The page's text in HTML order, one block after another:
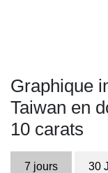
Graphique
Taiwan en
10 carats
7 jours 30